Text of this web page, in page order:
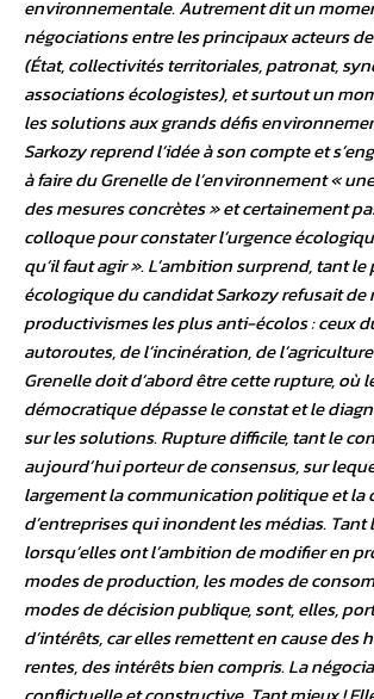
environnementale. Autrement dit un
négociations entre les principaux acteurs
(État, collectivités territoriales, patronat,
associations écologistes), et surtout un
les solutions aux grands défis
Sarkozy reprend l’idée à son compte et
à faire du Grenelle de l’environnement «
des mesures concrètes » et certainement
colloque pour constater l’urgence
qu’il faut agir ». L’ambition surprend, tant
écologique du candidat Sarkozy refusait de
productivismes les plus anti-écolos : ceux
autoroutes, de l’incinération, de l’agriculture
Grenelle doit d’abord être cette rupture, où
démocratique dépasse le constat et le
sur les solutions. Rupture difficile, tant le
aujourd’hui porteur de consensus, sur
largement la communication politique et la
d’entreprises qui inondent les médias.
lorsqu’elles ont l’ambition de modifier en
modes de production, les modes de
modes de décision publique, sont, elles,
d’intérêts, car elles remettent en cause des
rentes, des intérêts bien compris. La